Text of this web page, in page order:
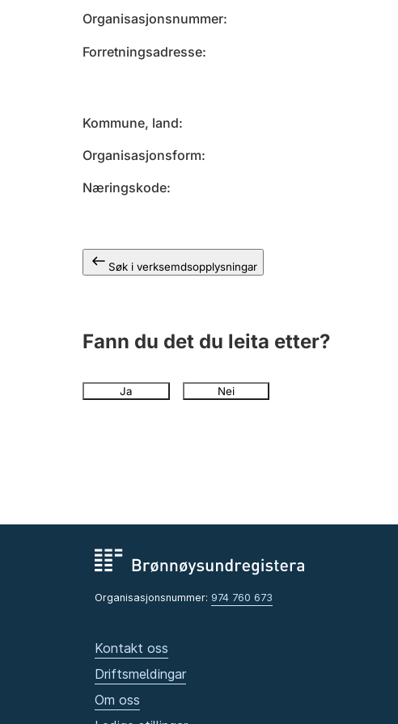
Organisasjonsnummer
Forretningsadresse
Kommune, land
Organisasjonsform
Næringskode
Søk i verksemdsopplysningar
Fann du det du leita etter?
Ja Nei
Organisasjonsnummer: 974 760 673
Kontakt oss
Driftsmeldingar
Om oss